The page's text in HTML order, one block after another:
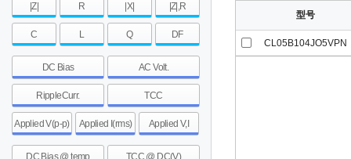
|Z| R |X| |Z|,R
C L Q DF
DC Bias AC Volt.
RippleCurr. TCC
Applied V(p-p) Applied I(rms) Applied V,I
DC Bias @ temp TCC @ DC(V)
型号
CL05B104JO5VPN